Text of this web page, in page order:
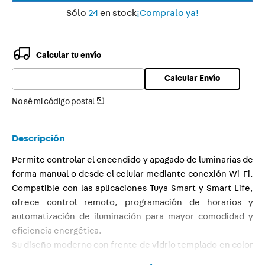
Sólo 24en stock¡Compralo ya!
Calcular tu envío
No sé mi código postal
Calcular Envío
Descripción
Permite controlar el encendido y apagado de luminarias de
forma manual o desde el celular mediante conexión Wi-Fi.
Compatible con las aplicaciones Tuya Smart y Smart Life,
ofrece control remoto, programación de horarios y
automatización de iluminación para mayor comodidad y
eficiencia energética.
Su diseño moderno con frente de vidrio templado en color
10. termica